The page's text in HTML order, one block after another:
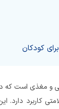
کودکان
و مغذی است که در
کاربرد